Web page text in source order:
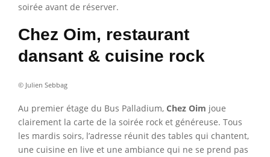
soirée avant de réserver.
Chez Oim, restaurant
dansant & cuisine rock
© Julien Sebbag
Au premier étage du Bus Palladium, Chez Oim joue
clairement la carte de la soirée rock et généreuse. Tous
les mardis soirs, l’adresse réunit des tables qui chantent,
une cuisine en live et une ambiance qui ne se prend pas